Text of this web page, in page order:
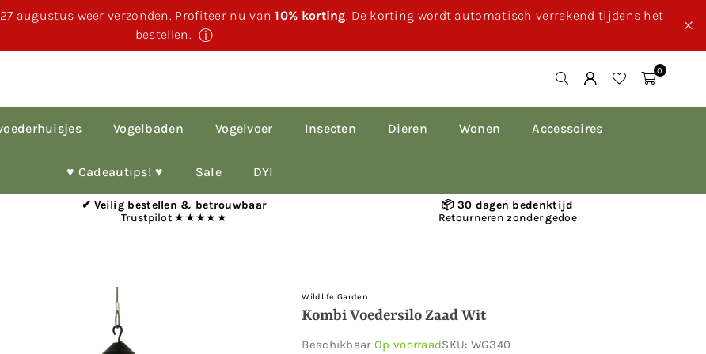
augustus weer verzonden. Profiteer nu van10% korting. De korting wordt automatisch verrekend tijdens het
bestellen. ⓘ
0
Vogelbaden Vogelvoer Insecten Dieren Wonen Accessoires
♥︎ Cadeautips! ♥︎ Sale DYI
✔ Veilig bestellen & betrouwbaar
Trustpilot ★★★★★
📦 30 dagen bedenktijd
Retourneren zonder gedoe
Wildlife Garden
Kombi Voedersilo Zaad Wit
Beschikbaar Op voorraadSKU: WG340